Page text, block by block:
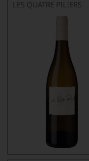
LES QUATRE PILIERS